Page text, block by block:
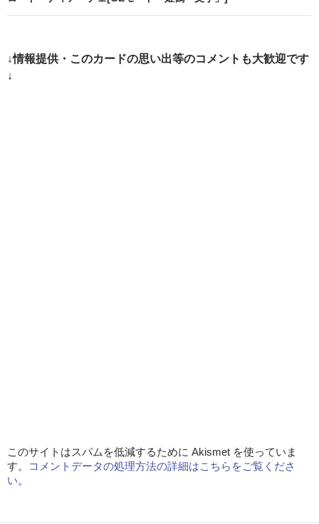
ー
シ
↓情報提供・このカードの思い出等のコメントも大歓迎です
↓
このサイトはスパムを低減するために Akismet を使っていま
す。
コメントデータの処理方法の詳細はこちらをご覧くださ
い。